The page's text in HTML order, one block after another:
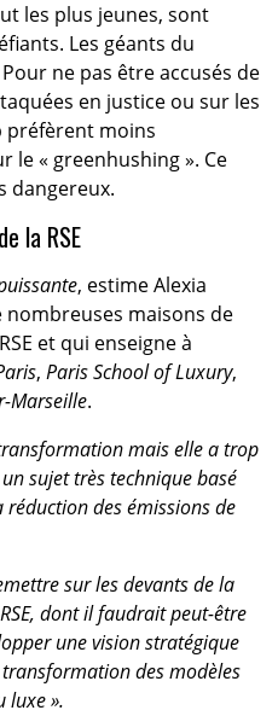
les plus jeunes, sont
Les géants du
ne pas être accusés de
en justice ou sur les
préfèrent moins
« greenhushing ». Ce
dangereux.
la RSE
, estime Alexia
maisons de
et qui enseigne à
, Paris School of Luxury,
Marseille.
mais elle a trop
sujet très technique basé
des émissions de
sur les devants de la
dont il faudrait peut-être
une vision stratégique
des modèles
luxe ».